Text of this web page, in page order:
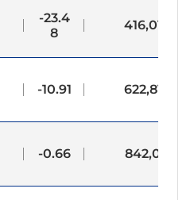
-23.4
8
416,017
-10.91 622,817
-0.66 842,011